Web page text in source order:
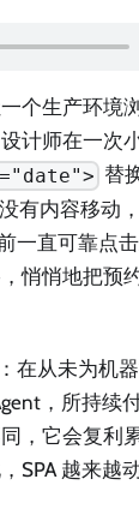
个生产环境
计师在一次
替
有内容移动
一直可靠点
悄悄地把预
在从未为机
，所持续
，它会复利
SPA 越来越